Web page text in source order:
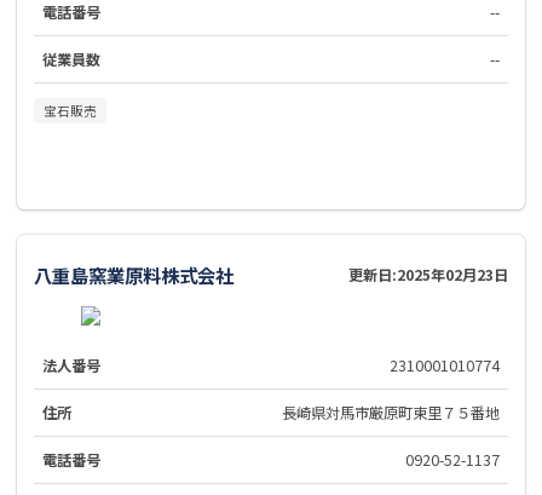
電話番号 --
従業員数 --
宝石販売
八重島窯業原料株式会社 更新日:2025年02月23日
法人番号 2310001010774
住所 長崎県対馬市厳原町東里７５番地
電話番号 0920-52-1137